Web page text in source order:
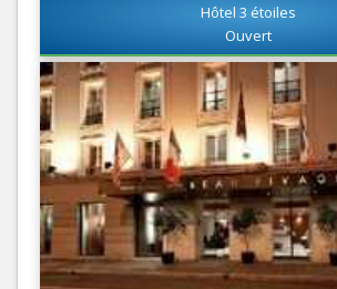
Hôtel 3 étoiles
Ouvert